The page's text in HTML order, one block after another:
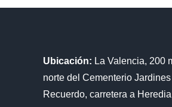
Ubicación: La Valencia, 200
norte del Cementerio Jardines
Recuerdo, carretera a Heredia